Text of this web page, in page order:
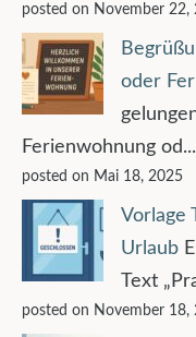
posted on November 22,
oder
Ferienwohnung od...
posted on Mai 18, 2025
Vorlage
Urlaub
Text
posted on November 18,